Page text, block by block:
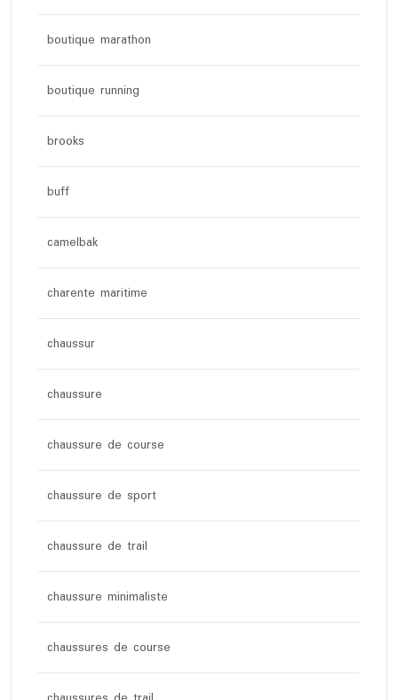
boutique marathon
boutique running
brooks
buff
camelbak
charente maritime
chaussur
chaussure
chaussure de course
chaussure de sport
chaussure de trail
chaussure minimaliste
chaussures de course